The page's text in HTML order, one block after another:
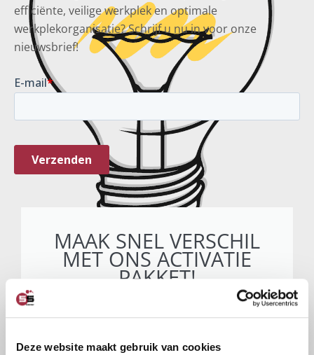
Deze website maakt gebruik van cookies
efficiënte, veilige werkplek en optimale
werkplekorganisatie? Schrijf u nu in voor onze
nieuwsbrief!
MAAK SNEL VERSCHIL
MET ONS ACTIVATIE
PAKKET!
We hebben nu een 5S activatie
pakket waarmee u snel kunt starten
tegen lage investering!